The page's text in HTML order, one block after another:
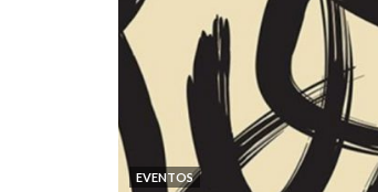
EVENTOS